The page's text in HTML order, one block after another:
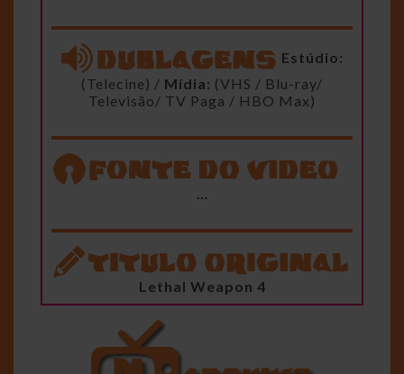
Estúdio:
(Telecine) / Mídia: (VHS / Blu-ray/
Televisão/ TV Paga / HBO Max)
Lethal Weapon 4